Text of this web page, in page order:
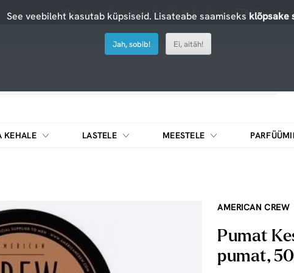
-10% allahindlus valitud toodetele koodiga OSTA10
KEHALE LASTELE MEESTELE
AMERICAN CREW
Pumat
pumat,
See veebileht kasutab küpsiseid. Lisateabe saamiseks klõpsake
Jah, sobib! Ei, aitäh!